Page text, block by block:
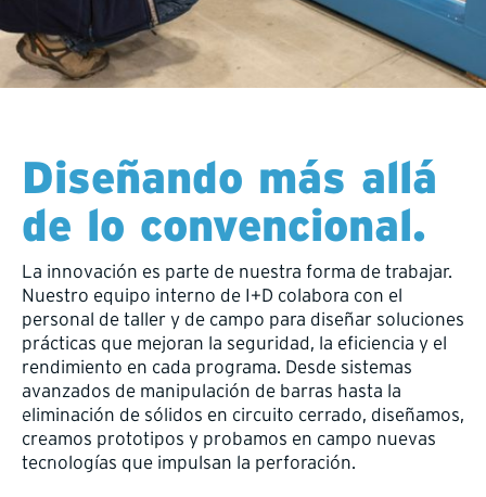
Diseñando más allá
de lo convencional.
La innovación es parte de nuestra forma de trabajar.
Nuestro equipo interno de I+D colabora con el
personal de taller y de campo para diseñar soluciones
prácticas que mejoran la seguridad, la eficiencia y el
rendimiento en cada programa. Desde sistemas
avanzados de manipulación de barras hasta la
eliminación de sólidos en circuito cerrado, diseñamos,
creamos prototipos y probamos en campo nuevas
tecnologías que impulsan la perforación.